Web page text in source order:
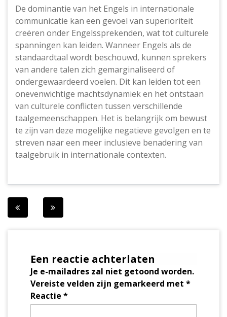
De dominantie van het Engels in internationale
communicatie kan een gevoel van superioriteit
creëren onder Engelssprekenden, wat tot culturele
spanningen kan leiden. Wanneer Engels als de
standaardtaal wordt beschouwd, kunnen sprekers
van andere talen zich gemarginaliseerd of
ondergewaardeerd voelen. Dit kan leiden tot een
onevenwichtige machtsdynamiek en het ontstaan
van culturele conflicten tussen verschillende
taalgemeenschappen. Het is belangrijk om bewust
te zijn van deze mogelijke negatieve gevolgen en te
streven naar een meer inclusieve benadering van
taalgebruik in internationale contexten.
Berichtnavigatie
Een reactie achterlaten
Je e-mailadres zal niet getoond worden.
Vereiste velden zijn gemarkeerd met *
Reactie *